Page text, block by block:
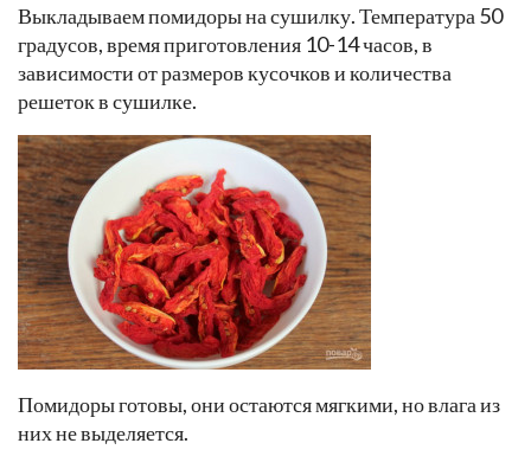
Выкладываем помидоры на сушилку. Температура 50
градусов, время приготовления 10-14 часов, в
зависимости от размеров кусочков и количества
решеток в сушилке.
Помидоры готовы, они остаются мягкими, но влага из
них не выделяется.